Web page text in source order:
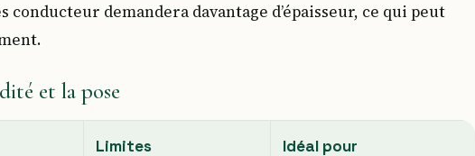
demandera davantage d’épaisseur, ce qui peut
et la pose
Limites Idéal pour